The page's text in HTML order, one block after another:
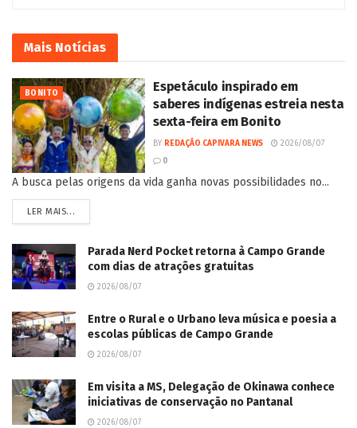
Mais Notícias
BONITO
Espetáculo inspirado em
saberes indígenas estreia nesta
sexta-feira em Bonito
BY REDAÇÃO CAPIVARA NEWS
2026/08/07
0
A busca pelas origens da vida ganha novas possibilidades no...
LER MAIS...
Parada Nerd Pocket retorna à Campo Grande
com dias de atrações gratuitas
2026/08/07
Entre o Rural e o Urbano leva música e poesia a
escolas públicas de Campo Grande
2026/08/07
Em visita a MS, Delegação de Okinawa conhece
iniciativas de conservação no Pantanal
2026/08/07